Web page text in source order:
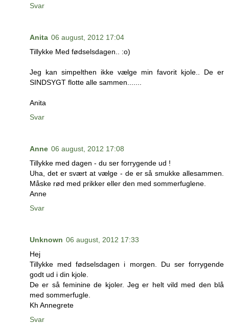
Svar
Anita 06 august, 2012 17:04
Tillykke Med fødselsdagen.. :o)
Jeg kan simpelthen ikke vælge min favorit kjole.. De er
SINDSYGT flotte alle sammen.......
Anita
Svar
Anne 06 august, 2012 17:08
Tillykke med dagen - du ser forrygende ud !
Uha, det er svært at vælge - de er så smukke allesammen.
Måske rød med prikker eller den med sommerfuglene.
Anne
Svar
Unknown 06 august, 2012 17:33
Hej
Tillykke med fødselsdagen i morgen. Du ser forrygende
godt ud i din kjole.
De er så feminine de kjoler. Jeg er helt vild med den blå
med sommerfugle.
Kh Annegrete
Svar